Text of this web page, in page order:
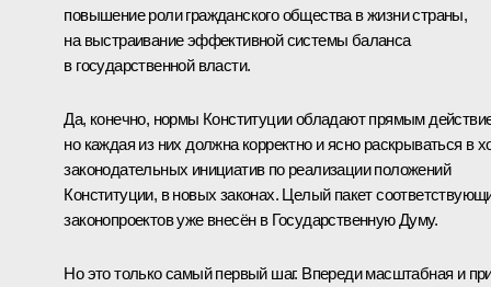
повышение роли гражданского общества в жизни страны,
на выстраивание эффективной системы баланса
в государственной власти.
Да, конечно, нормы Конституции обладают прямым
но каждая из них должна корректно и ясно раскрываться в
законодательных инициатив по реализации положений
Конституции, в новых законах. Целый пакет
законопроектов уже внесён в Государственную Думу.
Но это только самый первый шаг. Впереди масштабная и